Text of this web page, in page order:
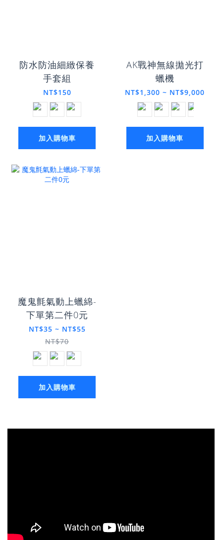
防水防油細緻保養
手套組
NT$150
加入購物車
AK戰神無線拋光打
蠟機
NT$1,300 ~ NT$9,000
加入購物車
魔鬼氈氣動上蠟綿-
下單第二件0元
NT$35 ~ NT$55
NT$70
加入購物車